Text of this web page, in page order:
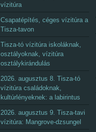
vízitúra
Csapatépítés, céges vízitúra a
Tisza-tavon
Tisza-tó vízitúra iskoláknak,
osztályoknak, vízitúra
osztálykirándulás
2026. augusztus 8. Tisza-tó
vízitúra családoknak,
kultúrlényeknek: a labirintus
2026. augusztus 9. Tisza-tavi
vízitúra: Mangrove-dzsungel